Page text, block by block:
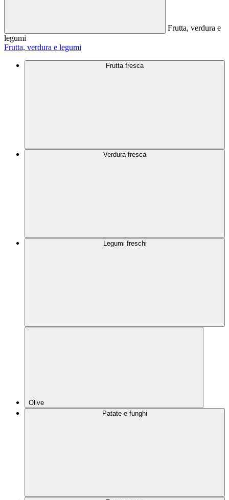
Frutta, verdura e
legumi
Frutta, verdura e legumi
Frutta fresca
Verdura fresca
Legumi freschi
Olive
Patate e funghi